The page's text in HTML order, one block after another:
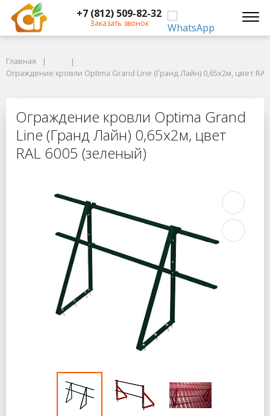
+7 (812) 509-82-32
Заказать звонок
Ограждение кровли Optima Grand Line (Гранд Лайн) 0,65х2м, цвет RAL
Ограждение кровли Optima
Главная
Ограждение кровли Optima Grand Line (Гранд Лайн) 0,65х2м, цвет
Ограждение кровли Optima Grand
Line (Гранд Лайн) 0,65х2м, цвет
RAL 6005 (зеленый)